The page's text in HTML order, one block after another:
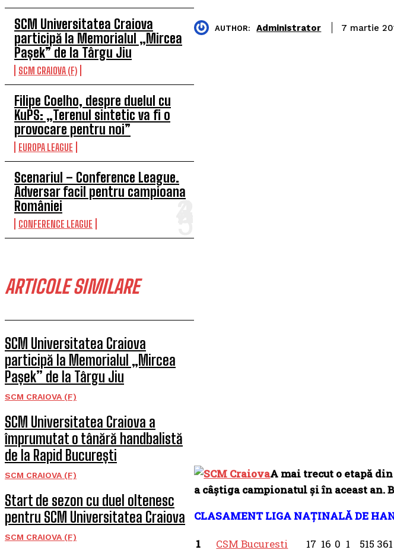
SCM Universitatea Craiova
participă la Memorialul „Mircea
Pașek” de la Târgu Jiu
SCM CRAIOVA (F)
Filipe Coelho, despre duelul cu
KuPS: „Terenul sintetic va fi o
provocare pentru noi”
EUROPA LEAGUE
Scenariul – Conference League.
Adversar facil pentru campioana
României
CONFERENCE LEAGUE
ARTICOLE SIMILARE
SCM Universitatea Craiova
participă la Memorialul „Mircea
Pașek” de la Târgu Jiu
SCM CRAIOVA (F)
SCM Universitatea Craiova a
împrumutat o tânără handbalistă
de la Rapid București
SCM CRAIOVA (F)
Start de sezon cu duel oltenesc
pentru SCM Universitatea Craiova
SCM CRAIOVA (F)
AUTHOR: Administrator 7 martie
A mai trecut o etapă
a câştiga campionatul și în aceast an.
CLASAMENT LIGA NAȚINALĂ DE
1 CSM Bucuresti 17 16 0 1 515 361